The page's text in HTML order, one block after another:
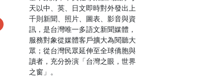
天以中、英、日文即時對外發出上
千則新聞、照片、圖表、影音與資
訊，是台灣唯一多語文新聞媒體，
服務對象從媒體客戶擴大為閱聽大
眾；從台灣民眾延伸至全球僑胞與
讀者，充分扮演「台灣之眼，世界
之窗」。